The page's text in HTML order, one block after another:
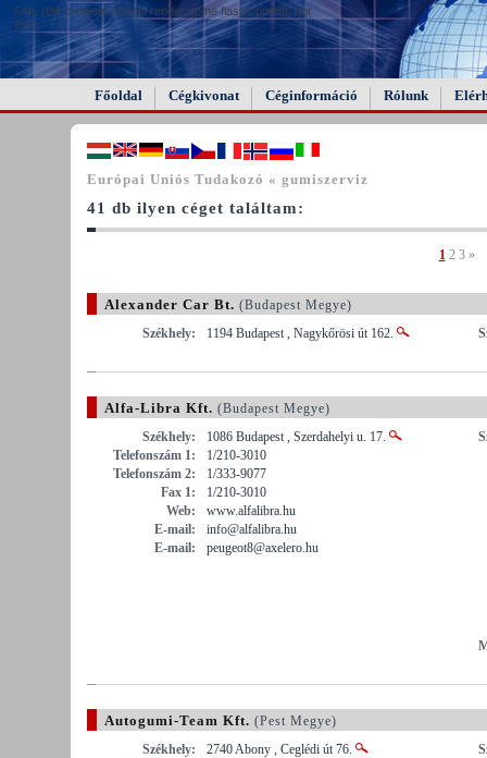
FAIL (the browser should render some flash content, not
this).
Főoldal Cégkivonat Céginformáció Rólunk
Európai Uniós Tudakozó « gumiszerviz
41 db ilyen céget találtam:
1 2 3 »
Alexander Car Bt. (Budapest Megye)
Székhely:
1194 Budapest , Nagykőrösi út 162.
Alfa-Libra Kft. (Budapest Megye)
Székhely:
1086 Budapest , Szerdahelyi u. 17.
Telefonszám 1:
1/210-3010
Telefonszám 2:
1/333-9077
Fax 1:
1/210-3010
Web:
www.alfalibra.hu
E-mail:
info@alfalibra.hu
E-mail:
peugeot8@axelero.hu
Autogumi-Team Kft. (Pest Megye)
Székhely:
2740 Abony , Ceglédi út 76.